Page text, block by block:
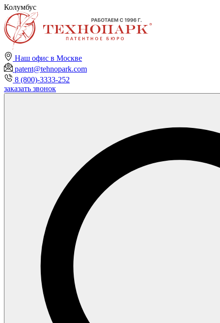
Колумбус
Наш офис в Москве
patent@tehnopark.com
8 (800)-3333-252
заказать звонок